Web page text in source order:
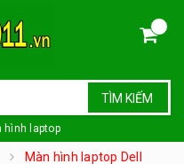
TÌM KIẾM
hình laptop
Màn hình laptop Dell